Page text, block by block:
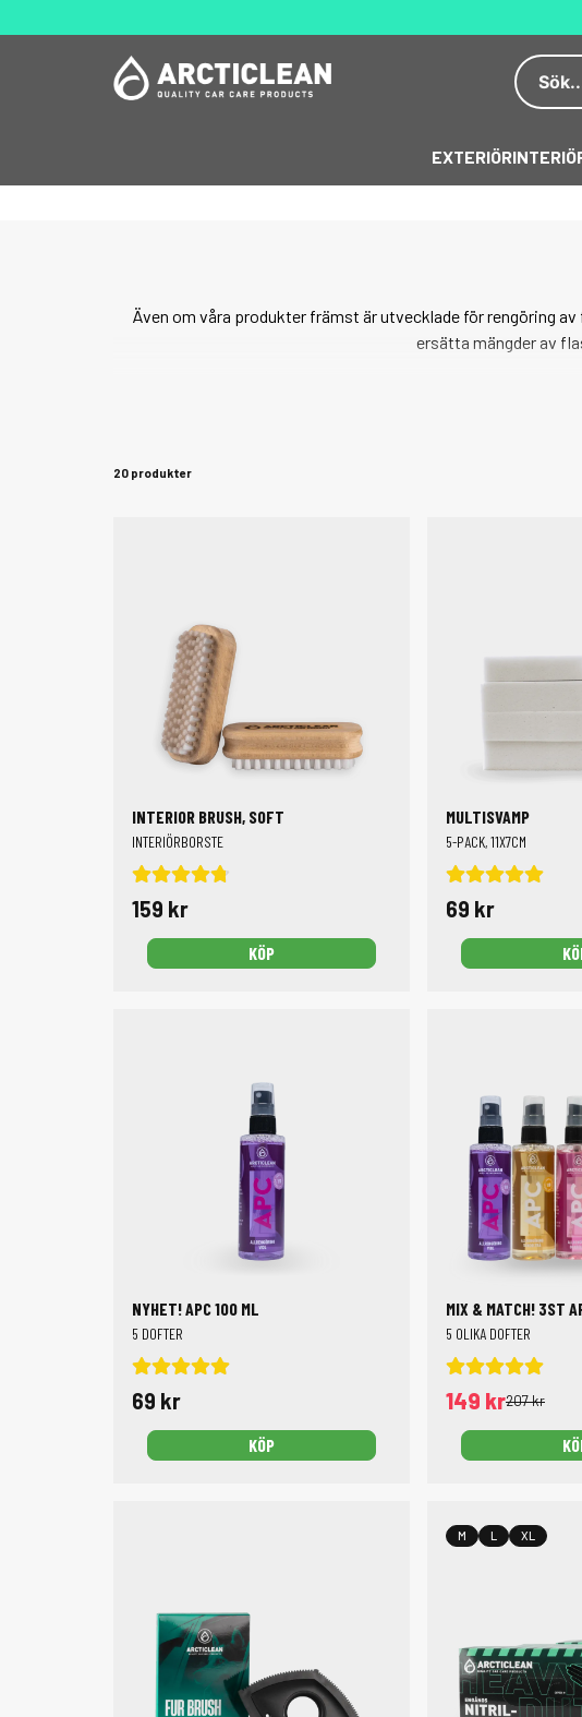
EXTERIÖR
Även om våra produkter främst är utvecklade för rengöring
ersätta mängder av
Allrengöring för kök och vardagsrum. Textilrengöring för
Rätt prylar gör städningen både snabbare och roligare. I
Kombinera rätt
20 produkter
INTERIOR BRUSH, SOFT
INTERIÖRBORSTE
159 kr
KÖP
MULTISVAMP
5-PACK, 11X7CM
69 kr
NYHET! APC 100 ML
5 DOFTER
69 kr
KÖP
MIX & MATCH! 3ST
5 OLIKA DOFTER
207 kr
149 kr
M L XL